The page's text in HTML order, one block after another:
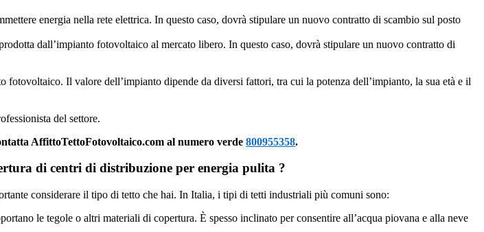
energia nella rete elettrica. In questo caso, dovrà stipulare un nuovo contratto di scambio sul posto
dall’impianto fotovoltaico al mercato libero. In questo caso, dovrà stipulare un nuovo contratto di
Il valore dell’impianto dipende da diversi fattori, tra cui la potenza dell’impianto, la sua età e il
del settore.
AffittoTettoFotovoltaico.com al numero verde 800955358.
di centri di distribuzione per energia pulita ?
considerare il tipo di tetto che hai. In Italia, i tipi di tetti industriali più comuni sono:
le tegole o altri materiali di copertura. È spesso inclinato per consentire all’acqua piovana e alla neve